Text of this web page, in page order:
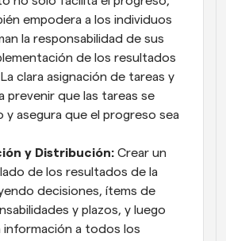
empodera a los individuos
la responsabilidad de sus
de los resultados
clara asignación de tareas y
prevenir que las tareas se
y asegura que el progreso sea
y Distribución: Crear un
de los resultados de la
decisiones, ítems de
y plazos, y luego
a todos los